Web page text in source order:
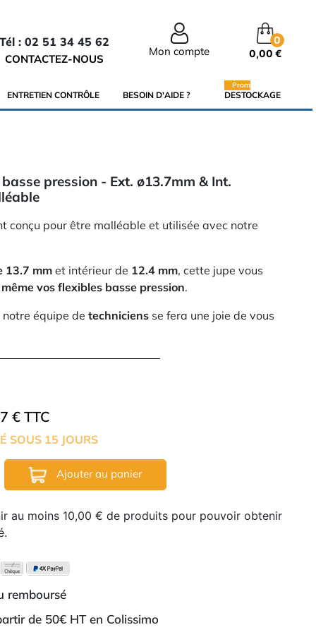
Tél : 02 51 34 45 62
CONTACTEZ-NOUS
Mon compte
0
0,00 €
ENTRETIEN CONTRÔLE BESOIN D'AIDE ? DESTOCKAGE
Promo
pression - Ext. ø13.7mm & Int.
conçu pour être malléable et utilisée avec notre
13.7 mmet intérieur de 12.4 mm, cette jupe vous
vos flexibles basse pression.
équipe de techniciens se fera une joie de vous
€ TTC
SOUS 15 JOURS
Ajouter au panier
au moins 10,00 € de produits pour pouvoir obtenir
remboursé
de 50€ HT en Colissimo